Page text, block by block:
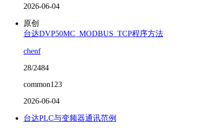
2026-06-04
原创
台达DVP50MC_MODBUS_TCP程序方法
chenf
28/2484
common123
2026-06-04
台达PLC与变频器通讯范例